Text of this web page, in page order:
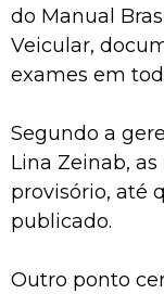
do Manual
Veicular,
exames em
Segundo a
Lina Zeinab,
provisório, até
publicado.
Outro ponto